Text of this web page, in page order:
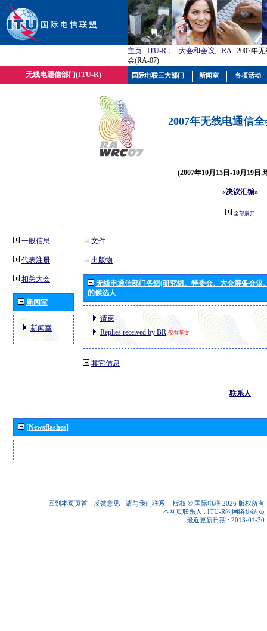
主页 : ITU-R ； : 大会和会议; : RA: 2007年
会(RA-07)
无线电通信部门(ITU-R)
2007年无线电通信
(2007年10月15日-10月19日,
«决议汇编»
全部展开
一般信息
代表注册
相关大会
新闻室
新闻室
文件
出版物
无线电通信部门各组(研究组、特委会、大会筹备会议
的候选人
请柬
Replies received by BR 仅有英文
其它信息
联系人
[Newsflashes]
回到本页页首 - 反馈意见 - 请与我们联系 - 版权 © 国际电联 2026 版权所有
本网页联系人 : ITU-R的网络协调员
最近更新日期 : 2013-01-30
国际电联三大部门 新闻室 各项活动